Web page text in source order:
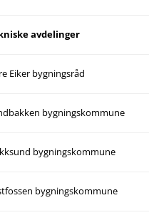
avdelinger
Eiker bygningsråd
bygningskommune
bygningskommune
bygningskommune